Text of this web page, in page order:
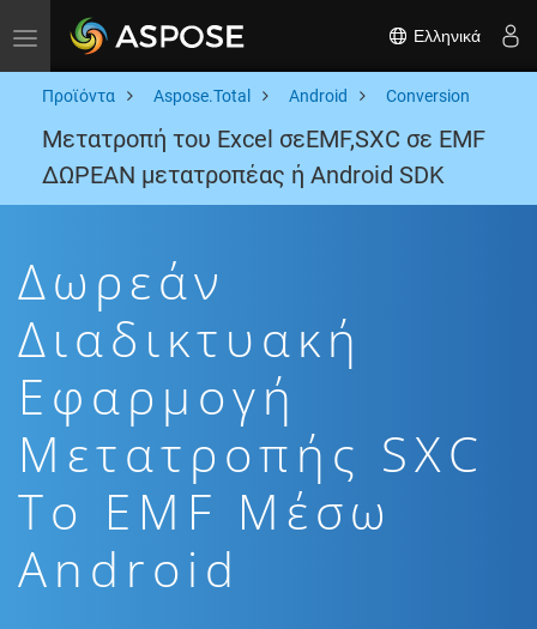
Toggle navigation Ελληνικά
Προϊόντα Aspose.Total Android Conversion
Μετατροπή του Excel σεEMF,SXC σε EMF
ΔΩΡΕΑΝ μετατροπέας ή Android SDK
Δωρεάν
Διαδικτυακή
Εφαρμογή
Μετατροπής SXC
To EMF Μέσω
Android